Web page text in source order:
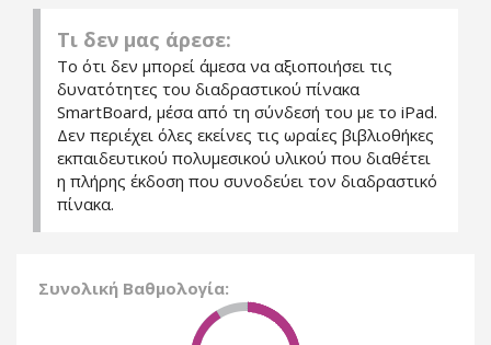
Τι δεν μας άρεσε:
Το ότι δεν μπορεί άμεσα να αξιοποιήσει τις
δυνατότητες του διαδραστικού πίνακα
SmartBoard, μέσα από τη σύνδεσή του με το iPad.
Δεν περιέχει όλες εκείνες τις ωραίες βιβλιοθήκες
εκπαιδευτικού πολυμεσικού υλικού που διαθέτει
η πλήρης έκδοση που συνοδεύει τον διαδραστικό
πίνακα.
Συνολική Βαθμολογία: